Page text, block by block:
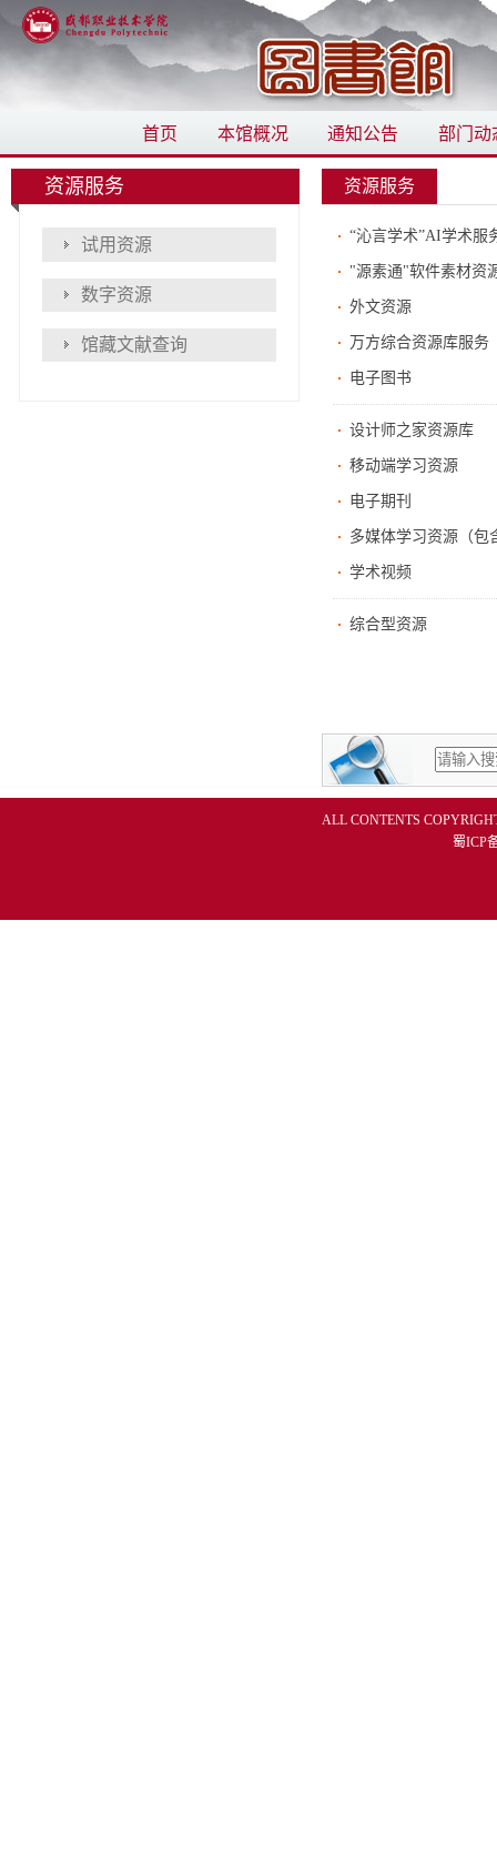
首页 本馆概况 通知公告 部门动
资源服务
“沁言学术”AI学术服
"源素通"软件素材资
外文资源
万方综合资源库服务
电子图书
设计师之家资源库
移动端学习资源
电子期刊
多媒体学习资源（包
学术视频
综合型资源
资源服务
试用资源
数字资源
馆藏文献查询
ALL CONTENTS
蜀ICP